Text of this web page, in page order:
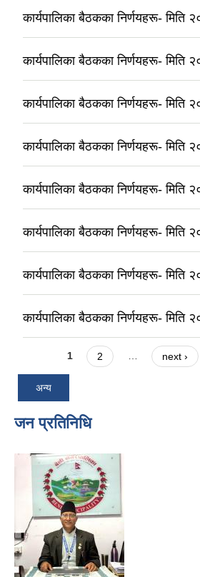
कार्यपालिका बैठकका निर्णयहरू- मिति
कार्यपालिका बैठकका निर्णयहरू- मिति
कार्यपालिका बैठकका निर्णयहरू- मिति
कार्यपालिका बैठकका निर्णयहरू- मिति
कार्यपालिका बैठकका निर्णयहरू- मिति
कार्यपालिका बैठकका निर्णयहरू- मिति
कार्यपालिका बैठकका निर्णयहरू- मिति
कार्यपालिका बैठकका निर्णयहरू- मिति
Pages
1 2 … next ›
अन्य
जन प्रतिनिधि